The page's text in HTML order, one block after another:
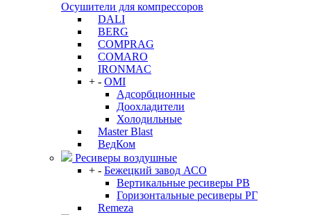
Осушители для компрессоров
DALI
BERG
COMPRAG
COMARO
IRONMAC
+ - OMI
Адсорбционные
Доохладители
Холодильные
Master Blast
ВедКом
Ресиверы воздушные
+ - Бежецкий завод АСО
Вертикальные ресиверы РВ
Горизонтальные ресиверы РГ
Remeza